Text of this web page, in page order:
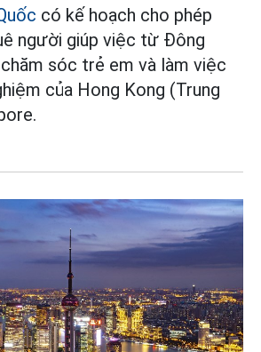
có kế hoạch cho phép
người giúp việc từ Đông
sóc trẻ em và làm việc
của Hong Kong (Trung